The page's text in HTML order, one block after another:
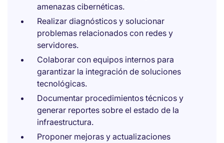
amenazas cibernéticas.
Realizar diagnósticos y solucionar
problemas relacionados con redes y
servidores.
Colaborar con equipos internos para
garantizar la integración de soluciones
tecnológicas.
Documentar procedimientos técnicos y
generar reportes sobre el estado de la
infraestructura.
Proponer mejoras y actualizaciones